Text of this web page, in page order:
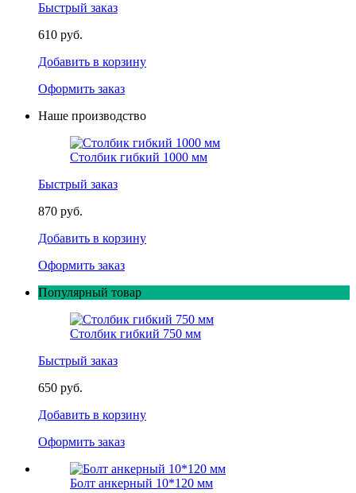
Быстрый заказ
610 руб.
Добавить в корзину
Оформить заказ
Наше производство
Столбик гибкий 1000 мм
Быстрый заказ
870 руб.
Добавить в корзину
Оформить заказ
Популярный товар
Столбик гибкий 750 мм
Быстрый заказ
650 руб.
Добавить в корзину
Оформить заказ
Болт анкерный 10*120 мм